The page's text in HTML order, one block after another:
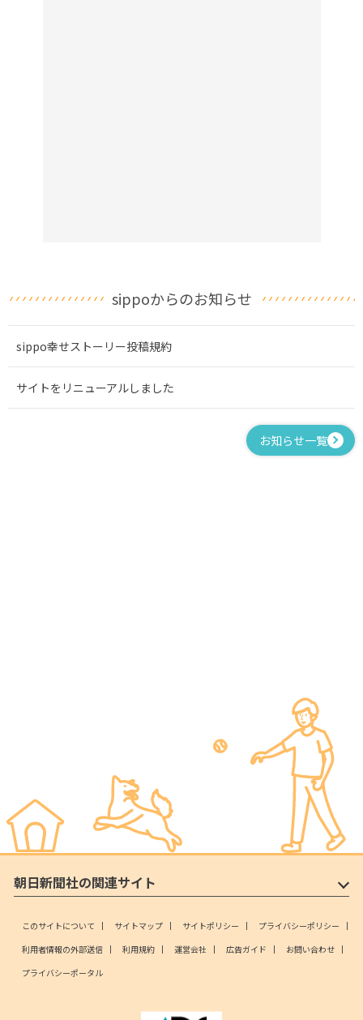
sippoからのお知らせ
sippo幸せストーリー投稿規約
サイトをリニューアルしました
お知らせ一覧
朝日新聞社の関連サイト
このサイトについて サイトマップ サイトポリシー
プライバシーポリシー
利用者情報の外部送信
利用規約 運営会社 広告ガイド
お問い合わせ
プライバシーポータル